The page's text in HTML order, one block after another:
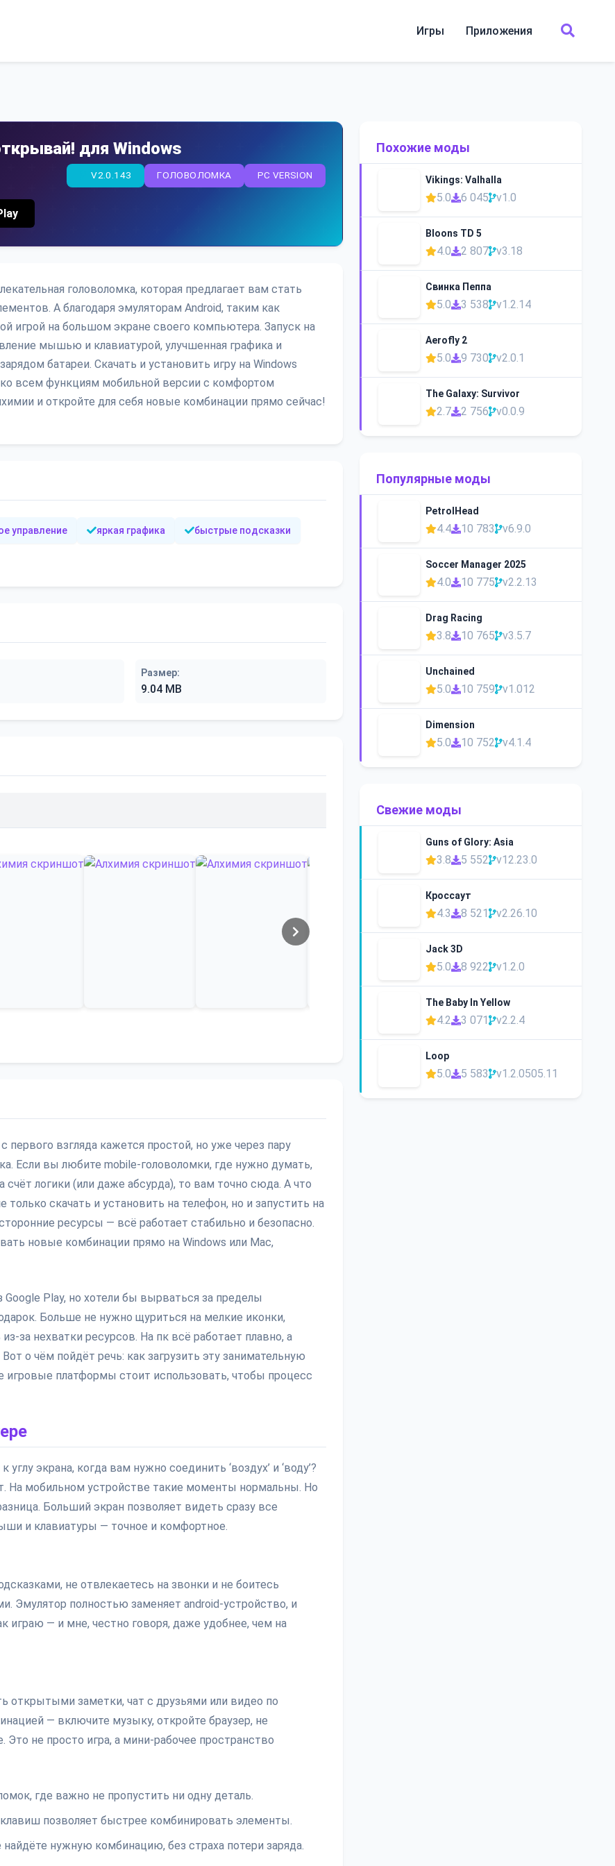
Игры Приложения
для Windows
PC VERSION
ГОЛОВОЛОМКА
V2.0.143
головоломка, которая предлагает вам стать
А благодаря эмуляторам Android, таким как
игрой на большом экране своего компьютера. Запуск на
мышью и клавиатурой, улучшенная графика и
батареи. Скачать и установить игру на Windows
всем функциям мобильной версии с комфортом
и откройте для себя новые комбинации прямо сейчас!
управление яркая графика быстрые подсказки
Размер:
9.04 MB
взгляда кажется простой, но уже через пару
Если вы любите mobile-головоломки, где нужно думать,
логики (или даже абсурда), то вам точно сюда. А что
скачать и установить на телефон, но и запустить на
ресурсы — всё работает стабильно и безопасно.
новые комбинации прямо на Windows или Mac,
Play, но хотели бы вырваться за пределы
Больше не нужно щуриться на мелкие иконки,
за нехватки ресурсов. На пк всё работает плавно, а
о чём пойдёт речь: как загрузить эту занимательную
игровые платформы стоит использовать, чтобы процесс
экрана, когда вам нужно соединить ‘воздух’ и ‘воду’?
На мобильном устройстве такие моменты нормальны. Но
Больший экран позволяет видеть сразу все
и клавиатуры — точное и комфортное.
не отвлекаетесь на звонки и не боитесь
Эмулятор полностью заменяет android-устройство, и
играю — и мне, честно говоря, даже удобнее, чем на
заметки, чат с друзьями или видео по
— включите музыку, откройте браузер, не
не просто игра, а мини-рабочее пространство
где важно не пропустить ни одну деталь.
позволяет быстрее комбинировать элементы.
нужную комбинацию, без страха потери заряда.
Похожие моды
Vikings: Valhalla
5.0 6 045 v1.0
Bloons TD 5
4.0 2 807 v3.18
Свинка Пеппа
5.0 3 538 v1.2.14
Aerofly 2
5.0 9 730 v2.0.1
The Galaxy: Survivor
2.7 2 756 v0.0.9
Популярные моды
PetrolHead
4.4 10 783 v6.9.0
Soccer Manager 2025
4.0 10 775 v2.2.13
Drag Racing
3.8 10 765 v3.5.7
Unchained
5.0 10 759 v1.012
Dimension
5.0 10 752 v4.1.4
Свежие моды
Guns of Glory: Asia
3.8 5 552 v12.23.0
Кроссаут
4.3 8 521 v2.26.10
Jack 3D
5.0 8 922 v1.2.0
The Baby In Yellow
4.2 3 071 v2.2.4
Loop
5.0 5 583 v1.2.0505.11